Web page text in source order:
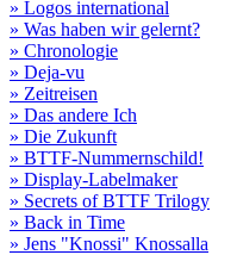
» Logos international
» Was haben wir gelernt?
» Chronologie
» Deja-vu
» Zeitreisen
» Das andere Ich
» Die Zukunft
» BTTF-Nummernschild!
» Display-Labelmaker
» Secrets of BTTF Trilogy
» Back in Time
» Jens "Knossi" Knossalla